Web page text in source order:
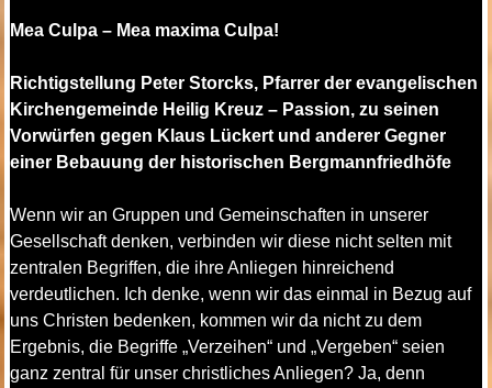
Mea Culpa – Mea maxima Culpa!
Richtigstellung Peter Storcks, Pfarrer der evangelischen
Kirchengemeinde Heilig Kreuz – Passion, zu seinen
Vorwürfen gegen Klaus Lückert und anderer Gegner
einer Bebauung der historischen Bergmannfriedhöfe
Wenn wir an Gruppen und Gemeinschaften in unserer
Gesellschaft denken, verbinden wir diese nicht selten mit
zentralen Begriffen, die ihre Anliegen hinreichend
verdeutlichen. Ich denke, wenn wir das einmal in Bezug auf
uns Christen bedenken, kommen wir da nicht zu dem
Ergebnis, die Begriffe „Verzeihen“ und „Vergeben“ seien
ganz zentral für unser christliches Anliegen? Ja, denn